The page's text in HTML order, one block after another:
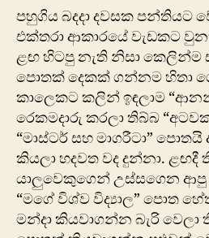
පහුගිය බදදා දවසක පන්තියට
එක්තරා ආකාරයේ වැඩකට
ළඟ හිටපු නැති නිසා කෙලින්ම
පොතක් දෙකක් ගන්නම හිතා
කාලෙකට කලින් ඉඳලාම
රෙකමදාරු කරලා තිබ්බ
“මාස්ටර් සහ මාගරීටා”
කියලා හදවත වද දුන්නා. ළඟදී
යාලුවෙකුගෙන් උස්සගෙන
“මගේ විශ්ව විද්‍යාල”‍‍ පොත
මන්දා කියවාගන්න බැරි